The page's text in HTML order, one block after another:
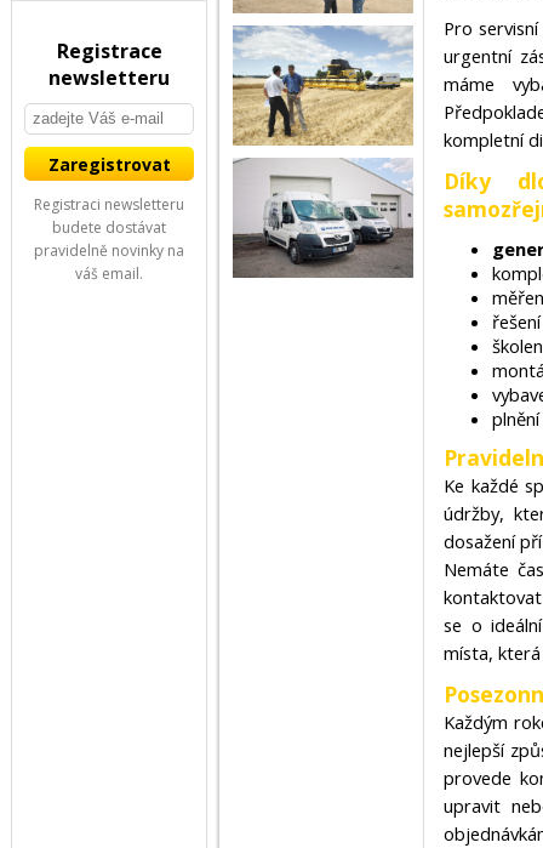
Pro
urgentní
máme
kompletní
Díky
Ke každé
údržby,
dosažení
Nemáte
se o
místa,
Každým
nejlepší
provede
upravit
Registrace
newsletteru
Registraci newsletteru
budete dostávat
pravidelně novinky na
váš email.